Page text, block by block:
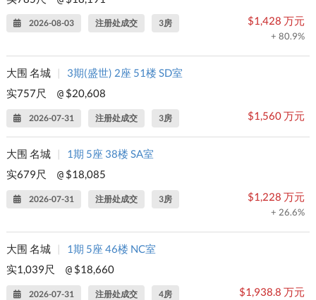
2026-08-03 注册处成交 3房 $1,428 万元
+ 80.9%
大围 名城 |
3期(盛世) 2座 51楼 SD室
实757尺
@ $20,608
2026-07-31 注册处成交 3房 $1,560 万元
大围 名城 |
1期 5座 38楼 SA室
实679尺
@ $18,085
2026-07-31 注册处成交 3房 $1,228 万元
+ 26.6%
大围 名城 |
1期 5座 46楼 NC室
实1,039尺
@ $18,660
2026-07-31 注册处成交 4房 $1,938.8 万元